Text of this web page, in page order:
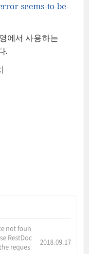
seems-to-be-
에서 사용하는
.
not foun
RestDoc
reques
2018.09.17